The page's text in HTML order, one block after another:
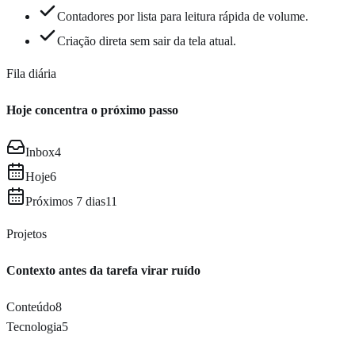
Contadores por lista para leitura rápida de volume.
Criação direta sem sair da tela atual.
Fila diária
Hoje concentra o próximo passo
Inbox4
Hoje6
Próximos 7 dias11
Projetos
Contexto antes da tarefa virar ruído
Conteúdo8
Tecnologia5